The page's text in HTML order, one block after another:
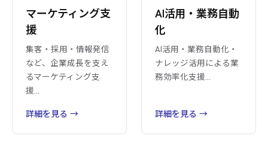
マーケティング支
援
集客・採用・情報発信
など、企業成長を支え
るマーケティング支
援
詳細を見る →
AI活用・業務自動
化
AI活用・業務自動化・
ナレッジ活用による業
務効率化支援
詳細を見る →